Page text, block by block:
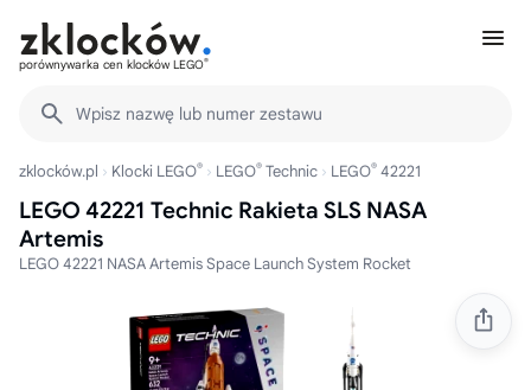
porównywarka cen klocków LEGO®
Wpisz nazwę lub numer zestawu
zklocków.pl Klocki LEGO® LEGO® Technic LEGO® 42221
LEGO 42221 Technic Rakieta SLS NASA
Artemis
LEGO 42221 NASA Artemis Space Launch System Rocket